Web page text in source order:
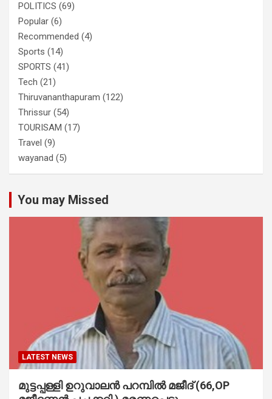
POLITICS (69)
Popular (6)
Recommended (4)
Sports (14)
SPORTS (41)
Tech (21)
Thiruvananthapuram (122)
Thrissur (54)
TOURISAM (17)
Travel (9)
wayanad (5)
You may Missed
LATEST NEWS
മുട്ടപ്പള്ളി ഉറുവാലൻ പറമ്പിൽ മജീദ് (66,OP